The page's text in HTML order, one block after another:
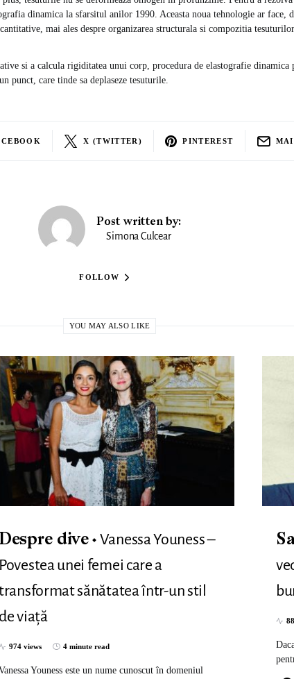
dinamica la sfarsitul anilor 1990. Aceasta noua tehnologie ar face,
mai ales despre organizarea structurala si compozitia
si a calcula rigiditatea unui corp, procedura de elastografie dinamica
punct, care tinde sa deplaseze tesuturile.
X (TWITTER) PINTEREST
Post written by:
Simona Culcear
FOLLOW
YOU MAY ALSO LIKE
Despre dive
Vanessa Youness –
Povestea unei femei care a
sănătatea într-un stil
de viață
974 views 4 minute read
Youness este un nume cunoscut în domeniul